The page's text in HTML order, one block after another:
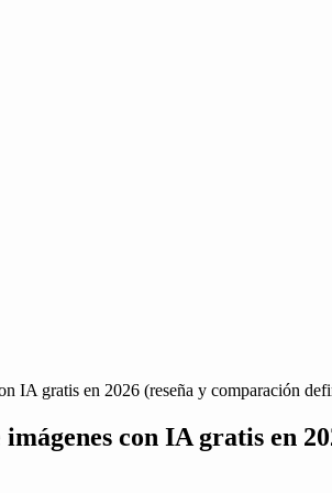
IA gratis en 2026 (reseña y comparación
con IA gratis en